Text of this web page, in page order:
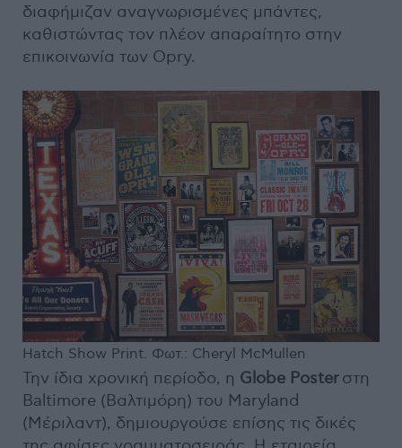
διαφήμιζαν αναγνωρισμένες μπάντες,
καθιστώντας τον πλέον απαραίτητο στην
επικοινωνία των Opry.
Hatch Show Print. Φωτ.: Cheryl McMullen
Την ίδια χρονική περίοδο, η Globe Posterστη
Baltimore (Βαλτιμόρη) του Maryland
(Μέριλαντ), δημιουργούσε επίσης τις δικές